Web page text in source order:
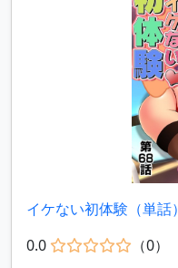
イケない初体験（単話）
0.0
（0）